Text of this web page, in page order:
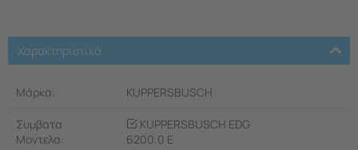
Χαρακτηριστικά
Μάρκα: KUPPERSBUSCH
Συμβατα
Μοντελα:
KUPPERSBUSCH EDG
6200.0 E